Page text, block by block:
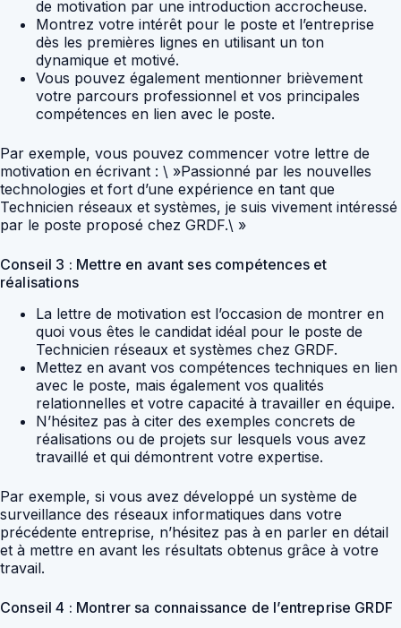
de motivation par une introduction accrocheuse.
Montrez votre intérêt pour le poste et l’entreprise
dès les premières lignes en utilisant un ton
dynamique et motivé.
Vous pouvez également mentionner brièvement
votre parcours professionnel et vos principales
compétences en lien avec le poste.
Par exemple, vous pouvez commencer votre lettre de
motivation en écrivant : \ »Passionné par les nouvelles
technologies et fort d’une expérience en tant que
Technicien réseaux et systèmes, je suis vivement intéressé
par le poste proposé chez GRDF.\ »
Conseil 3 : Mettre en avant ses compétences et
réalisations
La lettre de motivation est l’occasion de montrer en
quoi vous êtes le candidat idéal pour le poste de
Technicien réseaux et systèmes chez GRDF.
Mettez en avant vos compétences techniques en lien
avec le poste, mais également vos qualités
relationnelles et votre capacité à travailler en équipe.
N’hésitez pas à citer des exemples concrets de
réalisations ou de projets sur lesquels vous avez
travaillé et qui démontrent votre expertise.
Par exemple, si vous avez développé un système de
surveillance des réseaux informatiques dans votre
précédente entreprise, n’hésitez pas à en parler en détail
et à mettre en avant les résultats obtenus grâce à votre
travail.
Conseil 4 : Montrer sa connaissance de l’entreprise GRDF